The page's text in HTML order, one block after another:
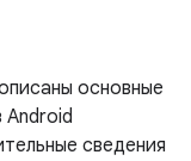
основные
Android
сведения